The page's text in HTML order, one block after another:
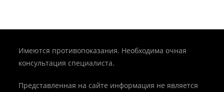
Имеются противопоказания. Необходима очная
консультация специалиста.
Представленная на сайте информация не является